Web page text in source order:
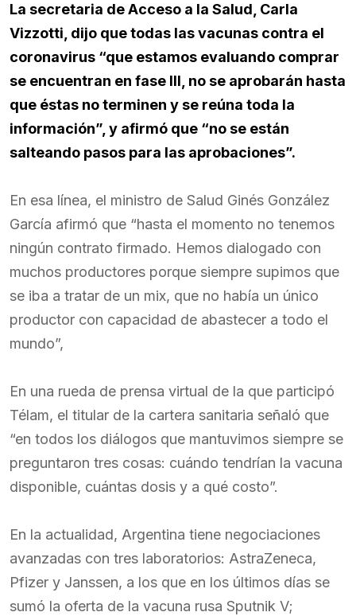
La secretaria de Acceso a la Salud, Carla
Vizzotti, dijo que todas las vacunas contra el
coronavirus “que estamos evaluando comprar
se encuentran en fase III, no se aprobarán hasta
que éstas no terminen y se reúna toda la
información”, y afirmó que “no se están
salteando pasos para las aprobaciones”.
En esa línea, el ministro de Salud Ginés González
García afirmó que “hasta el momento no tenemos
ningún contrato firmado. Hemos dialogado con
muchos productores porque siempre supimos que
se iba a tratar de un mix, que no había un único
productor con capacidad de abastecer a todo el
mundo”,
En una rueda de prensa virtual de la que participó
Télam, el titular de la cartera sanitaria señaló que
“en todos los diálogos que mantuvimos siempre se
preguntaron tres cosas: cuándo tendrían la vacuna
disponible, cuántas dosis y a qué costo”.
En la actualidad, Argentina tiene negociaciones
avanzadas con tres laboratorios: AstraZeneca,
Pfizer y Janssen, a los que en los últimos días se
sumó la oferta de la vacuna rusa Sputnik V;